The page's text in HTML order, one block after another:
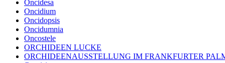
Oncidesa
Oncidium
Oncidopsis
Oncidumnia
Oncostele
ORCHIDEEN LUCKE
ORCHIDEENAUSSTELLUNG IM FRANKFURTER